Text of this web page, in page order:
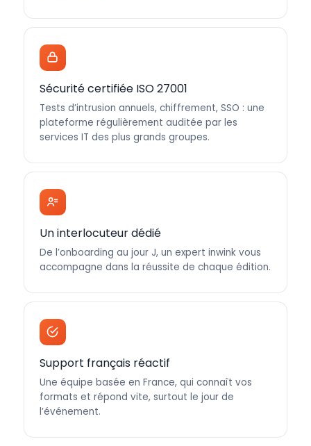
Sécurité certifiée ISO 27001
Tests d’intrusion annuels, chiffrement, SSO : une
plateforme régulièrement auditée par les
services IT des plus grands groupes.
Un interlocuteur dédié
De l’onboarding au jour J, un expert inwink vous
accompagne dans la réussite de chaque édition.
Support français réactif
Une équipe basée en France, qui connaît vos
formats et répond vite, surtout le jour de
l’événement.